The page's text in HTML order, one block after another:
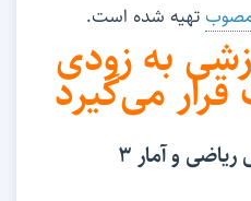
تهیه شده است.
به زودی
می‌گیرد
و آمار 3